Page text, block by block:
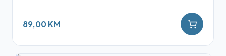
89,00 KM